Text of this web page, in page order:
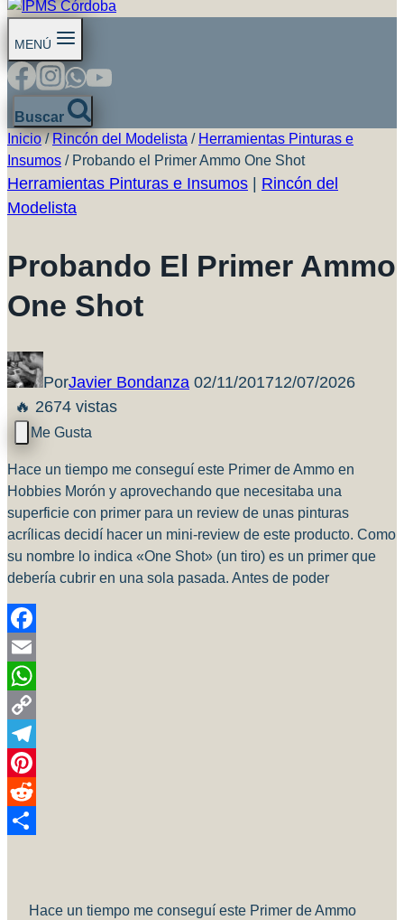
MENÚ
Buscar
Inicio / Rincón del Modelista / Herramientas Pinturas e
Insumos / Probando el Primer Ammo One Shot
Herramientas Pinturas e Insumos
Rincón del
Modelista
Probando El Primer Ammo
One Shot
PorJavier Bondanza 02/11/201712/07/2026
🔥 2674 vistas
Hace un tiempo me conseguí este Primer de Ammo en
Hobbies Morón y aprovechando que necesitaba una
superficie con primer para un review de unas pinturas
acrílicas decidí hacer un mini-review de este producto. Como
su nombre lo indica «One Shot» (un tiro) es un primer que
debería cubrir en una sola pasada. Antes de poder
Facebook
Email
WhatsApp
Copy
Link
Telegram
Pinterest
Reddit
Hace un tiempo me conseguí este Primer de Ammo